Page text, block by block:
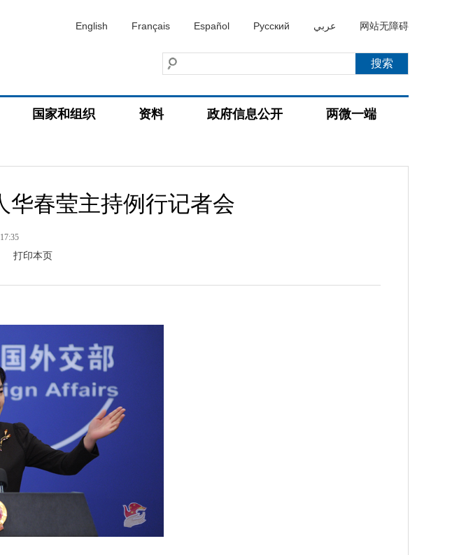
English Français Español Русский عربي 网站无障碍
国家和组织 资料 政府信息公开 两微一端
华春莹主持例行记者会
打印本页